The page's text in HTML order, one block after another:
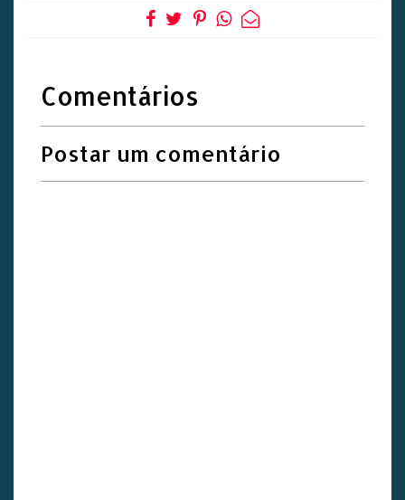
Comentários
Postar um comentário